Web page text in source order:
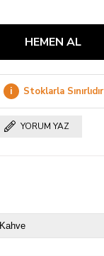
i Stoklarla Sınırlıdır
YORUM YAZ
Kahve